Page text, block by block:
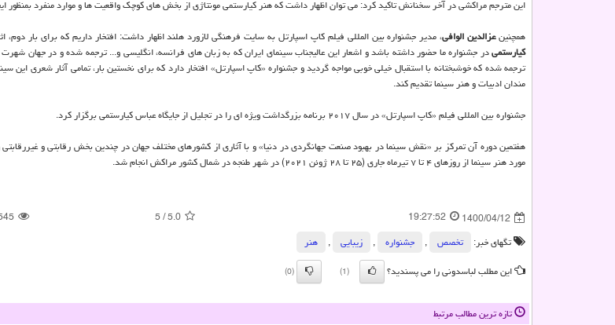
این مترجم مراکشی در آخر سخنانش تاکید کرد: می توان اظهار داشت که هنر کیارستمی مونتاژی از بخش های کوچک واقعیت ها و موارد منفرد بمنظور
همچنینعزالدین الوافی، مدیر جشنواره بین المللی فیلم کاپ اسپارتل به سایت فرهنگی لازورد هلند اظهار داشت: افتخار داریم که برای بار دوم،
کیارستمیدر جشنواره ما حضور داشته باشد و اشعار این عالیجناب سینمای ایران که به زبان های فرانسه، انگلیسی و... ترجمه شده و در جهان
ترجمه شده که خوشبختانه با استقبال خیلی خوبی مواجه گردید و جشنواره «کاپ اسپارتل» افتخار دارد که برای نخستین بار، تمامی آثار شعری این
مندان ادبیات و هنر سینما تقدیم کند.
جشنواره بین المللی فیلم «کاپ اسپارتل» در سال ۲۰۱۷ برنامه بزرگداشت ویژه ای را در تجلیل از جایگاه عباس کیارستمی برگزار کرد.
هفتمین دوره آن تمرکز بر «نقش سینما در بهبود صنعت جهانگردی در دنیا» و با آثاری از کشورهای مختلف جهان در چندین بخش رقابتی و
مورد هنر سینما از روزهای ۴ تا ۷ تیرماه جاری (۲۵ تا ۲۸ ژوئن ۲۰۲۱) در شهر طنجه در شمال کشور مراکش انجام شد.
1400/04/12
19:27:52
5.0
/
5
تگهای خبر:
تخصص , جشنواره , زیبایی ,
هنر
این مطلب لباسدونی را می پسندید؟
(1)
(0)
تازه ترین مطالب مرتبط